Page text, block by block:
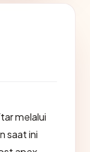
melalui
saat ini